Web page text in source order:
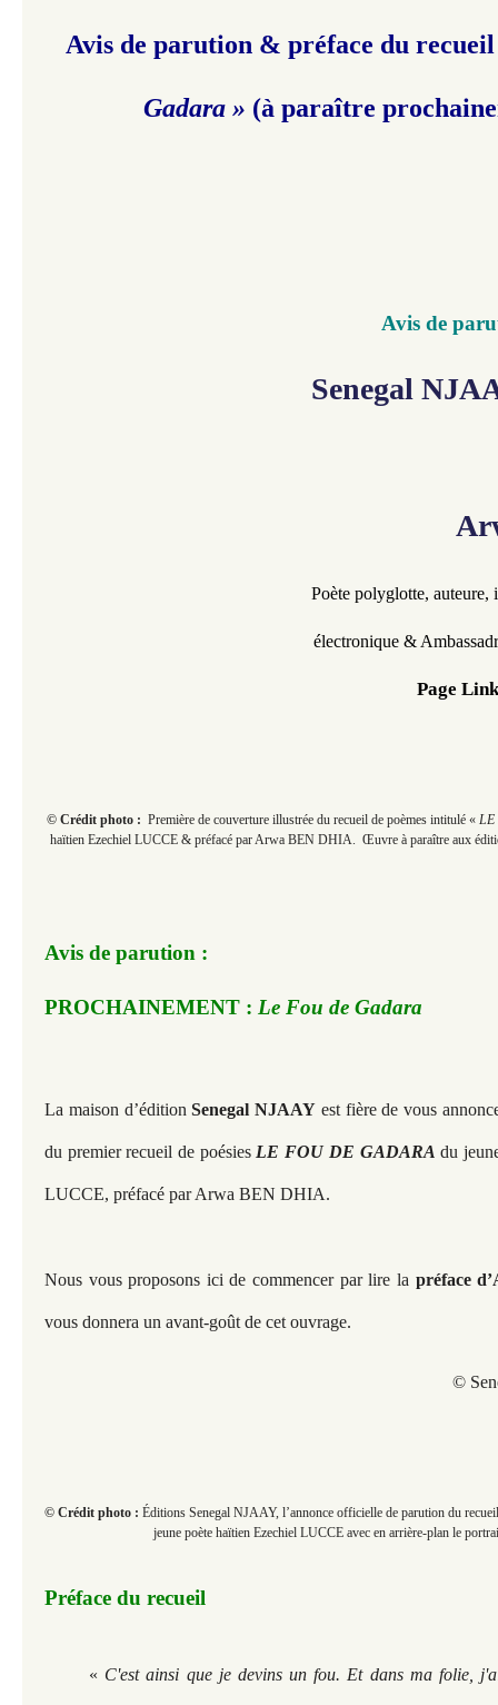
Avis de parution & préface du
Gadara » (à paraître
Avis de
Senegal
Poète polyglotte, auteure,
électronique &
Page
© Crédit photo : Première de couverture illustrée du recueil de poèmes intitulé « LE
haïtien Ezechiel LUCCE & préfacé par Arwa BEN DHIA. Œuvre à paraître aux
Avis de parution :
PROCHAINEMENT : Le Fou de Gadara
La maison d’éditionSenegal NJAAY est fière de vous
du premier recueil de poésies LE FOU DE GADARA du
LUCCE, préfacé par Arwa BEN DHIA.
Nous vous proposons ici de commencer par lire la préface
vous donnera un avant-goût de cet ouvrage.
©
© Crédit photo : Éditions Senegal NJAAY, l’annonce officielle de parution du
jeune poète haïtien Ezechiel LUCCE avec en arrière-plan le
Préface du recueil
« C'est ainsi que je devins un fou. Et dans ma folie,